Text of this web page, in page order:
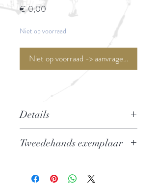
€ 0,00Prijs
Niet op voorraad
Niet op voorraad -> aanvragen <-
Details
Uitgever: Meulenhoff
Vertaling: Cornelis Ouwehand
Tweedehands exemplaar